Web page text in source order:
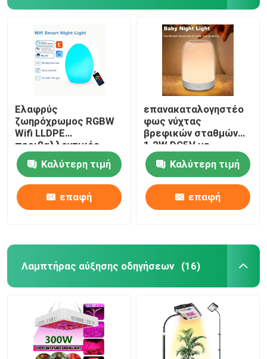
Ελαφρύς
ζωηρόχρωμος RGBW
Wifi LLDPE
περιβαλλοντικός
λαμπτήρας πλευρών
νύχτας για τα δώρα
παιδιών
Καλύτερη τιμή
επαφή
επανακαταλογηστέο
φως νύχτας
βρεφικών σταθμών
1.2W DC5V με
Dimmable RGB
Καλύτερη τιμή
επαφή
Λαμπτήρας αύξησης οδηγήσεων (16)